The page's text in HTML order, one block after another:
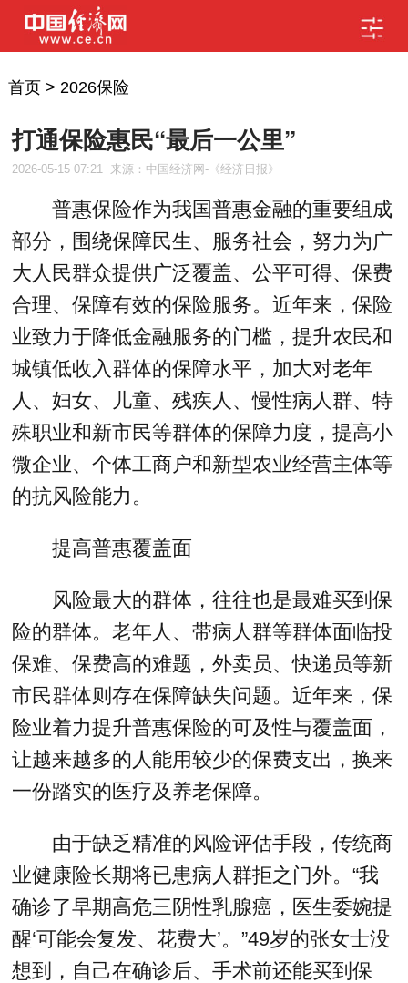
首页> 2026保险
打通保险惠民“最后一公里”
2026-05-15 07:21 来源：中国经济网-《经济日报》
普惠保险作为我国普惠金融的重要组成
部分，围绕保障民生、服务社会，努力为广
大人民群众提供广泛覆盖、公平可得、保费
合理、保障有效的保险服务。近年来，保险
业致力于降低金融服务的门槛，提升农民和
城镇低收入群体的保障水平，加大对老年
人、妇女、儿童、残疾人、慢性病人群、特
殊职业和新市民等群体的保障力度，提高小
微企业、个体工商户和新型农业经营主体等
的抗风险能力。
提高普惠覆盖面
风险最大的群体，往往也是最难买到保
险的群体。老年人、带病人群等群体面临投
保难、保费高的难题，外卖员、快递员等新
市民群体则存在保障缺失问题。近年来，保
险业着力提升普惠保险的可及性与覆盖面，
让越来越多的人能用较少的保费支出，换来
一份踏实的医疗及养老保障。
由于缺乏精准的风险评估手段，传统商
业健康险长期将已患病人群拒之门外。“我
确诊了早期高危三阴性乳腺癌，医生委婉提
醒‘可能会复发、花费大’。”49岁的张女士没
想到，自己在确诊后、手术前还能买到保